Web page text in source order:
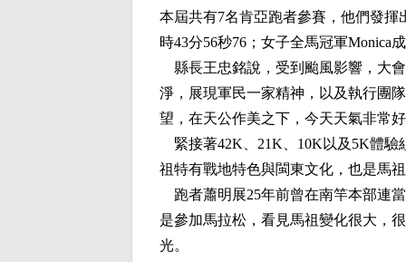
本屆共有7名肯亞跑者參賽，他們發揮
時43分56秒76；女子全馬冠軍Monica
縣長王忠銘說，受到颱風影響，大
淨，展現軍民一家精神，以及執行團
望，在天公作美之下，今天天氣非常
緊接著42K、21K、10K以及5K體驗
祖特有戰地特色與閩東文化，也是馬
跑者蕭明展25年前曾在南竿本部連
是參加馬拉松，看見馬祖變化很大，
光。